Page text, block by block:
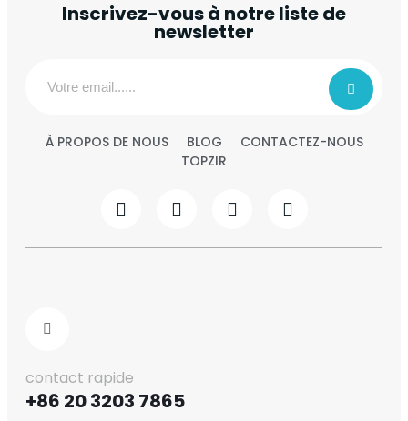
Inscrivez-vous à notre liste de
newsletter
À PROPOS DE NOUS BLOG
CONTACTEZ-NOUS
TOPZIR
contact rapide
+86 20 3203 7865